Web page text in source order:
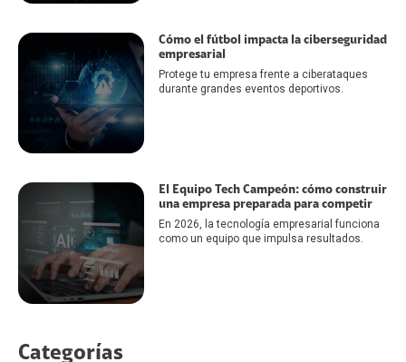
Cómo el fútbol impacta la ciberseguridad
empresarial
Protege tu empresa frente a ciberataques
durante grandes eventos deportivos.
El Equipo Tech Campeón: cómo construir
una empresa preparada para competir
En 2026, la tecnología empresarial funciona
como un equipo que impulsa resultados.
Categorías